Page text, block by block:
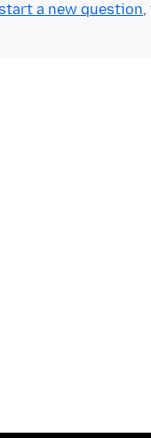
a new question,